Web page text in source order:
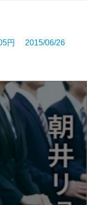
円 2015/06/26